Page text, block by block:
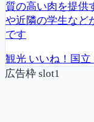
質の高い肉を提供
や近隣の学生など
です
観光 いいね！国立
広告枠 slot1